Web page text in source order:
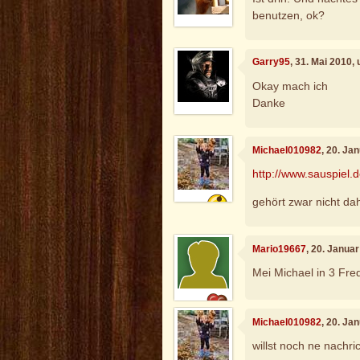
benutzen, ok?
Garry95, 31. Mai 2010,
Okay mach ich
Danke
Michael010982, 20.
http://
gehört zwar nicht
Mario19667, 20.
Mei Michael in 3
Michael010982, 20.
willst noch ne